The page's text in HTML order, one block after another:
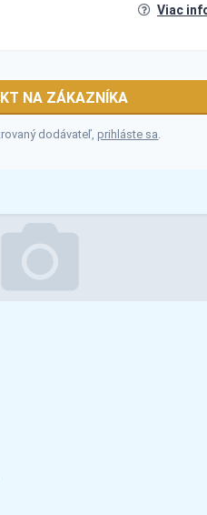
Viac
NA ZÁKAZNÍKA
dodávateľ,prihláste sa.